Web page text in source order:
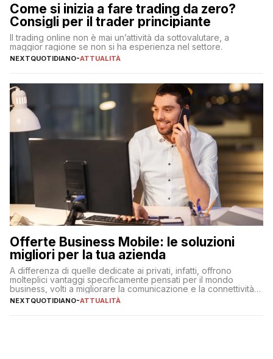
Come si inizia a fare trading da zero?
Consigli per il trader principiante
Il trading online non è mai un’attività da sottovalutare, a
maggior ragione se non si ha esperienza nel settore.
NEXTQUOTIDIANO-ATTUALITÀ
Offerte Business Mobile: le soluzioni
migliori per la tua azienda
A differenza di quelle dedicate ai privati, infatti, offrono
molteplici vantaggi specificamente pensati per il mondo
business, volti a migliorare la comunicazione e la connettività
degli utenti
NEXTQUOTIDIANO-ATTUALITÀ